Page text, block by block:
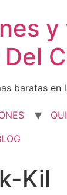
baratas en
Kil